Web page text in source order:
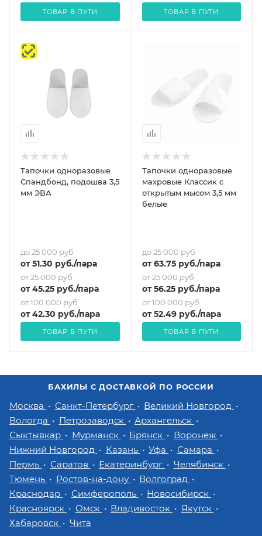
ТОВАР В ПУТИ ТОВАР В ПУТИ
Тапочки одноразовые
Спандбонд, подошва 3,5
мм ЭВА
до 25 000 руб
от51.30 руб./пара
от 25 000 руб
от45.25 руб./пара
от 100 000 руб
от42.30 руб./пара
ТОВАР В ПУТИ
Тапочки одноразовые
махровые Классик с
открытым мысом 3,5 мм
белые
до 25 000 руб
от63.75руб./пара
от 25 000 руб
от56.25руб./пара
от 100 000 руб
от52.49руб./пара
ТОВАР В ПУТИ
БАХИЛЫ С ДОСТАВКОЙ ПО РОССИИ
Москва Санкт-Петербург
Великий Новгород
Вологда
Петрозаводск
Архангельск
Сыктывкар
Мурманск Брянск
Воронеж
Нижний Новгород
Казань Уфа
Самара
Пермь
Саратов Екатеринбург
Челябинск
Тюмень
Ростов-на-дону
Волгоград
Краснодар
Симферополь
Новосибирск
Красноярск
Омск Владивосток
Якутск
Хабаровск
Чита